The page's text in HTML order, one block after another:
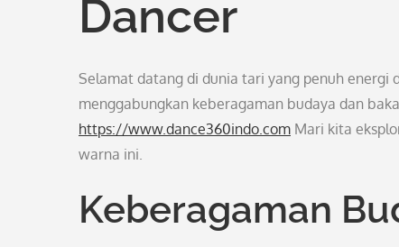
Dancer
Selamat datang di dunia tari yang penuh energi
menggabungkan keberagaman budaya dan
https://www.dance360indo.com Mari kita
warna ini.
Keberagaman